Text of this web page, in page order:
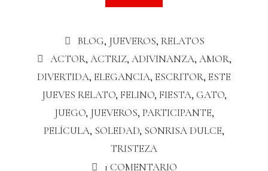
BLOG, JUEVEROS, RELATOS
ACTOR,ACTRIZ,ADIVINANZA,AMOR,
DIVERTIDA, ELEGANCIA, ESCRITOR, ESTE
JUEVES RELATO, FELINO, FIESTA, GATO,
JUEGO, JUEVEROS, PARTICIPANTE,
PELÍCULA, SOLEDAD, SONRISA DULCE,
TRISTEZA
1 COMENTARIO